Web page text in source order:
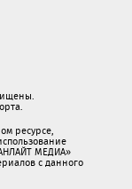
ресурсе,
МЕДИА»
с данного